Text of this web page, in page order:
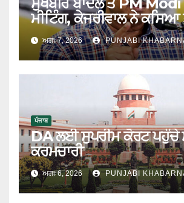
ਮੀਟਿੰਗ, ਕੇਜਰੀਵਾਲ ਨੇ ਕਸਿਆ
ਅਗਃ 7, 2026 PUNJABI
ਪੰਜਾਬ
DA ਲਈ ਸੁਪਰੀਮ ਕੋਰਟ ਪਹੁੰਚੇ
ਕਰਮਚਾਰੀ
ਅਗਃ 6, 2026 PUNJABI